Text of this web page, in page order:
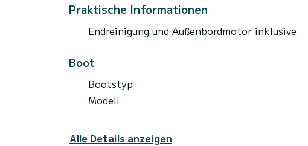
Praktische Informationen
Endreinigung und Außenbordmotor inklusive
Boot
Bootstyp
Modell
Alle Details anzeigen